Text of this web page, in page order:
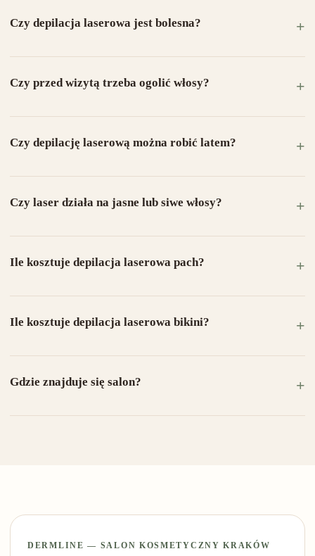
Czy depilacja laserowa jest bolesna?
Czy przed wizytą trzeba ogolić włosy?
Czy depilację laserową można robić latem?
Czy laser działa na jasne lub siwe włosy?
Ile kosztuje depilacja laserowa pach?
Ile kosztuje depilacja laserowa bikini?
Gdzie znajduje się salon?
DERMLINE — SALON KOSMETYCZNY KRAKÓW